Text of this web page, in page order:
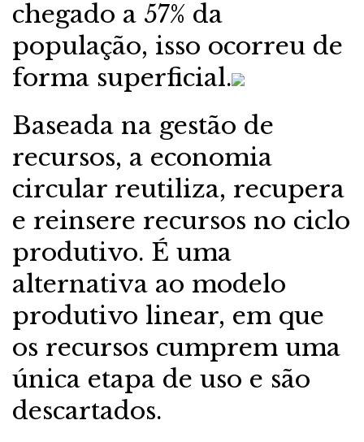
chegado a 57% da
população, isso ocorreu de
forma superficial.
Baseada na gestão de
recursos, a economia
circular reutiliza, recupera
e reinsere recursos no ciclo
produtivo. É uma
alternativa ao modelo
produtivo linear, em que
os recursos cumprem uma
única etapa de uso e são
descartados.